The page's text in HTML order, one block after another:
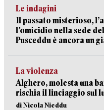
Le indagini
Il passato misterioso,
l’omicidio nella sede
Pusceddu è ancora un
La violenza
Alghero, molesta una
rischia il linciaggio sul
di Nicola Nieddu